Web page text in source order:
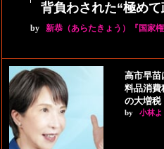
背負わされた“極めて
by 新恭（あらたきょう）『国家
高市早苗
料品消費
の大増税
by 小林よ